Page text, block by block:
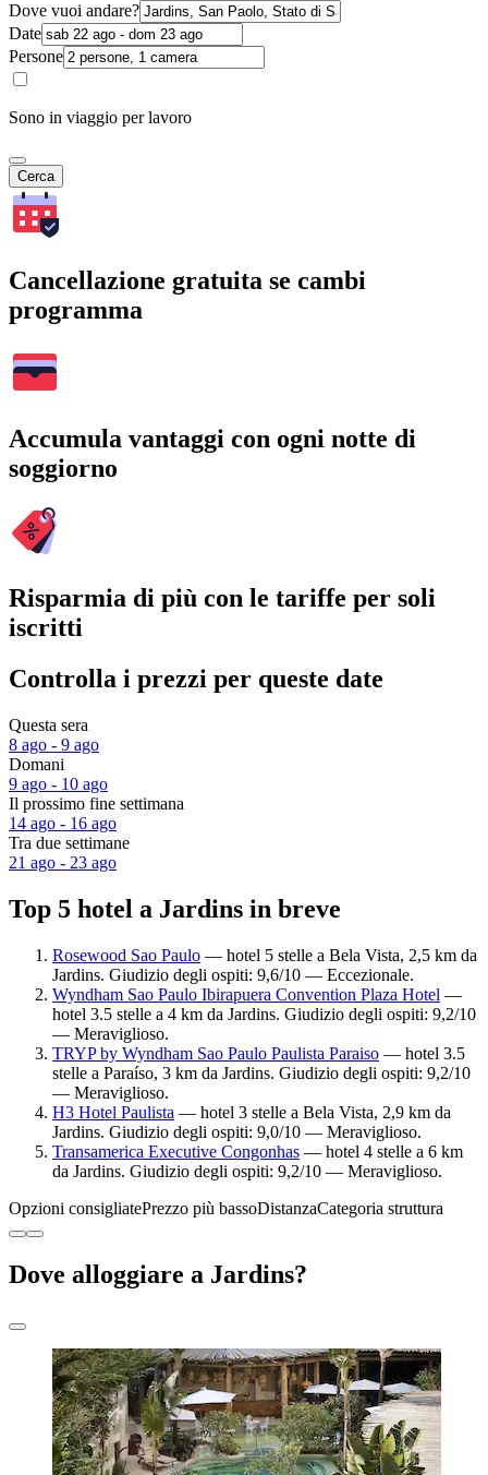
Dove vuoi andare?
Date
Persone
Sono in viaggio per lavoro
Cerca
Cancellazione gratuita se cambi
programma
Accumula vantaggi con ogni notte di
soggiorno
Risparmia di più con le tariffe per soli
iscritti
Controlla i prezzi per queste date
Questa sera
8 ago - 9 ago
Domani
9 ago - 10 ago
Il prossimo fine settimana
14 ago - 16 ago
Tra due settimane
21 ago - 23 ago
Top 5 hotel a Jardins in breve
Rosewood Sao Paulo — hotel 5 stelle a Bela Vista, 2,5 km da
Jardins. Giudizio degli ospiti: 9,6/10 — Eccezionale.
Wyndham Sao Paulo Ibirapuera Convention Plaza Hotel —
hotel 3.5 stelle a 4 km da Jardins. Giudizio degli ospiti: 9,2/10
— Meraviglioso.
TRYP by Wyndham Sao Paulo Paulista Paraiso — hotel 3.5
stelle a Paraíso, 3 km da Jardins. Giudizio degli ospiti: 9,2/10
— Meraviglioso.
H3 Hotel Paulista — hotel 3 stelle a Bela Vista, 2,9 km da
Jardins. Giudizio degli ospiti: 9,0/10 — Meraviglioso.
Transamerica Executive Congonhas — hotel 4 stelle a 6 km
da Jardins. Giudizio degli ospiti: 9,2/10 — Meraviglioso.
Opzioni consigliatePrezzo più bassoDistanzaCategoria struttura
Dove alloggiare a Jardins?